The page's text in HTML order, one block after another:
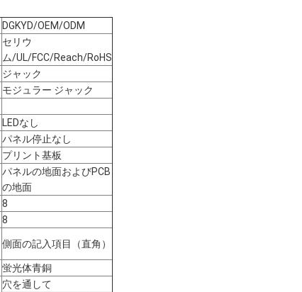
DGKYD/OEM/ODM
セリウ
ム/UL/FCC/Reach/RoHS
ジャック
モジュラー ジャック
LEDなし
パネル停止なし
プリント基板
パネルの地面およびPCB
の地面
8
8
側面の記入項目（直角）
蛍光体青銅
穴を通して